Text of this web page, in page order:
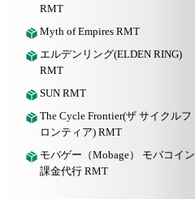
RMT
Myth of Empires RMT
エルデンリング(ELDEN RING)
RMT
SUN RMT
The Cycle Frontier(ザ サイクルフ
ロンティア) RMT
モバゲー（Mobage） モバコイン
課金代行 RMT